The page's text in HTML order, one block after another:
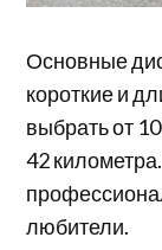
Основные
короткие и
выбрать от
42
любители.